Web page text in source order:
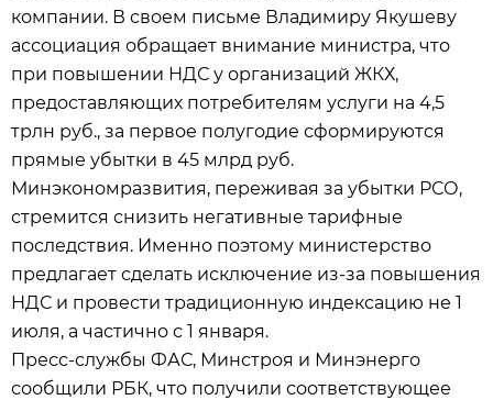
компании. В своем письме Владимиру Якушеву
ассоциация обращает внимание министра, что
при повышении НДС у организаций ЖКХ,
предоставляющих потребителям услуги на 4,5
трлн руб., за первое полугодие сформируются
прямые убытки в 45 млрд руб.
Минэкономразвития, переживая за убытки РСО,
стремится снизить негативные тарифные
последствия. Именно поэтому министерство
предлагает сделать исключение из-за повышения
НДС и провести традиционную индексацию не 1
июля, а частично с 1 января.
Пресс-службы ФАС, Минстроя и Минэнерго
сообщили РБК, что получили соответствующее